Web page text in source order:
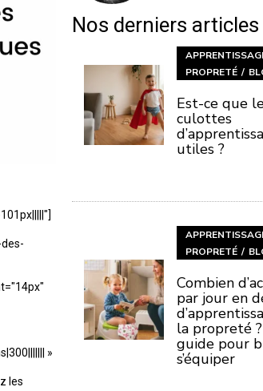
»
les
Nos derniers articles
PROPRETÉ
Est-ce que
culottes
utiles ?
PROPRETÉ
Combien
par jour en
la propreté
guide pour
s’équiper